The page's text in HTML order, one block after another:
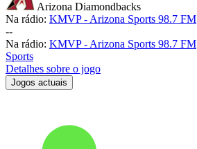
Arizona Diamondbacks
Na rádio: KMVP - Arizona Sports 98.7 FM
--
Na rádio: KMVP - Arizona Sports 98.7 FM
Sports
Detalhes sobre o jogo
Jogos actuais